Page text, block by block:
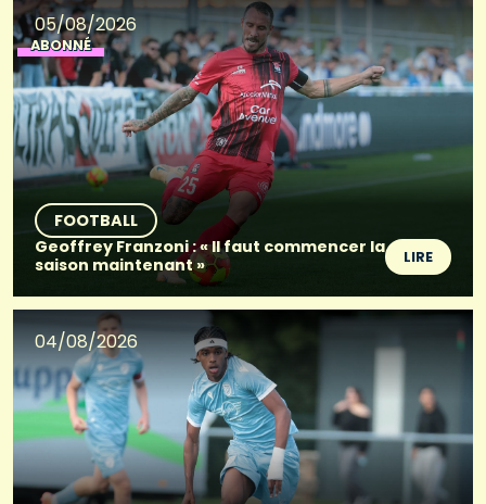
05/08/2026
ABONNÉ
FOOTBALL
Geoffrey Franzoni : « Il faut commencer la
saison maintenant »
LIRE
04/08/2026